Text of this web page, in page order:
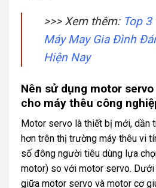
>>> Xem thêm: Top
Máy May Gia Đình
Hiện Nay
Nên sử dụng motor
cho máy thêu công
Motor servo là thiết bị mới, dần
hơn trên thị trường máy thêu vi
số đông người tiêu dùng lựa
motor) so với motor servo.
giữa motor servo và motor cơ